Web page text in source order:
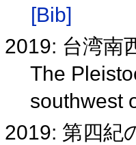
[Bib]
2019: 台湾南
The
southwest
2019: 第四紀